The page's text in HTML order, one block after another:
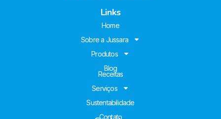
Links
Home
Sobre a Jussara
Produtos
Blog
Receitas
Serviços
Sustentabilidade
Contato